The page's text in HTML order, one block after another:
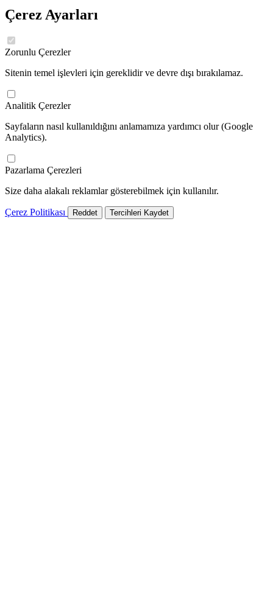
Çerez Ayarları
Zorunlu Çerezler
Sitenin temel işlevleri için gereklidir ve devre dışı bırakılamaz.
Analitik Çerezler
Sayfaların nasıl kullanıldığını anlamamıza yardımcı olur (Google
Analytics).
Pazarlama Çerezleri
Size daha alakalı reklamlar gösterebilmek için kullanılır.
Çerez Politikası Reddet Tercihleri Kaydet